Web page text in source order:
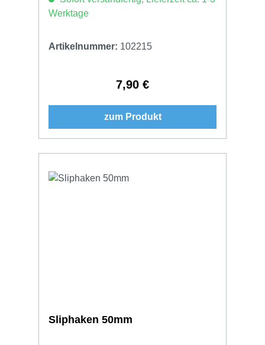
Werktage
Artikelnummer: 102215
Regulärer Preis:
7,90 €
zum Produkt
Sliphaken 50mm